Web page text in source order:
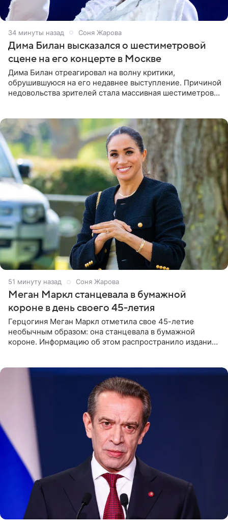
34 минуты назад Соня Жарова
Дима Билан высказался о шестиметровой
сцене на его концерте в Москве
Дима Билан отреагировал на волну критики,
обрушившуюся на его недавнее выступление. Причиной
недовольства зрителей стала массивная шестиметровая
51 минуту назад Соня Жарова
Меган Маркл станцевала в бумажной
короне в день своего 45-летия
Герцогиня Меган Маркл отметила свое 45-летие
необычным образом: она станцевала в бумажной
короне. Информацию об этом распространило издание